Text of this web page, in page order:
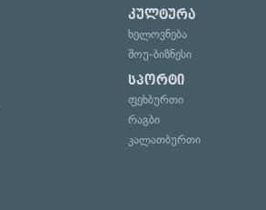
კულტურა
ხელოვნება
შოუ-ბიზნესი
სპორტი
ფეხბურთი
რაგბი
კალათბურთი